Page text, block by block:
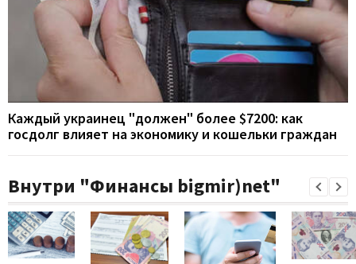
Каждый украинец "должен" более $7200: как
госдолг влияет на экономику и кошельки граждан
Внутри "Финансы bigmir)net"